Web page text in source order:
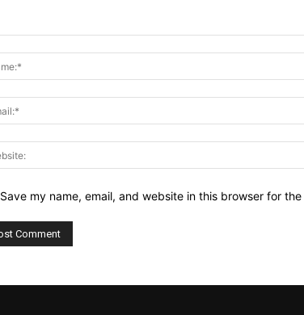
Save my name, email, and website in this browser for